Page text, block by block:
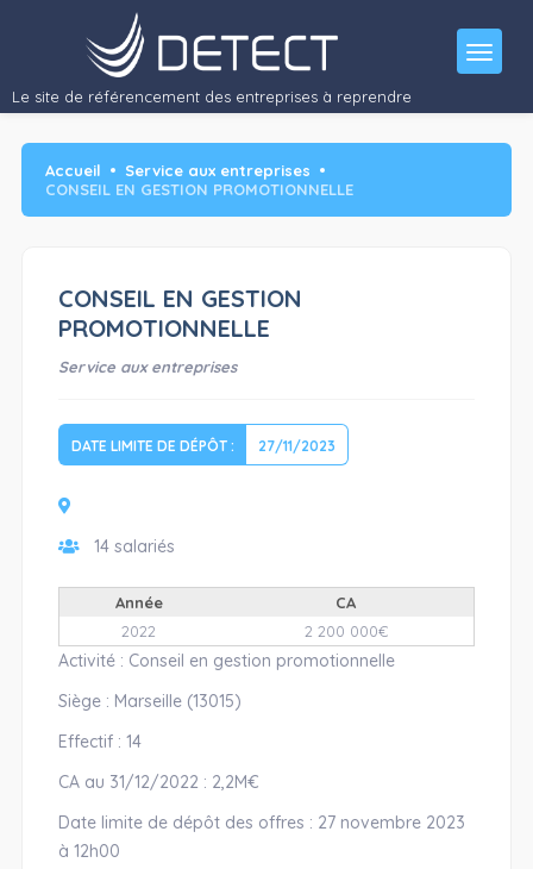
Le site de référencement des entreprises à reprendre
Accueil
Service aux entreprises
CONSEIL EN GESTION PROMOTIONNELLE
CONSEIL EN GESTION
PROMOTIONNELLE
Service aux entreprises
DATE LIMITE DE DÉPÔT : 27/11/2023
14 salariés
Année
CA
2022
2 200 000€
Activité : Conseil en gestion promotionnelle
Siège : Marseille (13015)
Effectif : 14
CA au 31/12/2022 : 2,2M€
Date limite de dépôt des offres : 27 novembre 2023
à 12h00